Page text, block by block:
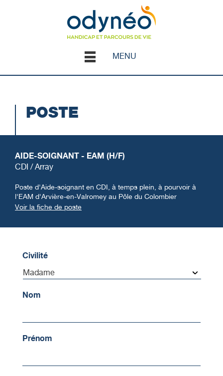
MENU
POSTE
AIDE-SOIGNANT - EAM (H/F)
CDI / Array
Poste d'Aide-soignant en CDI, à temps plein, à pourvoir à
l'EAM d'Arvière-en-Valromey au Pôle du Colombier
Voir la fiche de poste
Civilité
Nom
Prénom